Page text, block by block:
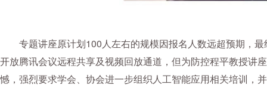
专题讲座原计划100人左右的规模因报名人数远超预期，
开放腾讯会议远程共享及视频回放通道，但为防控程平教授讲
憾，强烈要求学会、协会进一步组织人工智能应用相关培训，